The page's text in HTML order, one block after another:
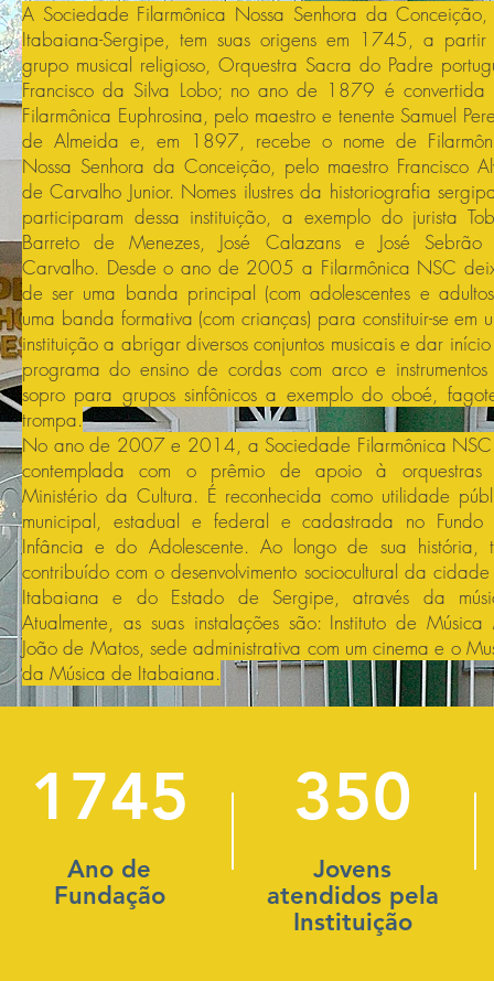
A Sociedade Filarmônica Nossa Senhora da
Itabaiana-Sergipe, tem suas origens em 1745, a
grupo musical religioso, Orquestra Sacra do Padre
Francisco da Silva Lobo; no ano de 1879 é convertida
Filarmônica Euphrosina, pelo maestro e tenente Samuel
de Almeida e, em 1897, recebe o nome de
Nossa Senhora da Conceição, pelo maestro Francisco
de Carvalho Junior. Nomes ilustres da historiografia
participaram dessa instituição, a exemplo do jurista
Barreto de Menezes, José Calazans e José Sebrão
Carvalho. Desde o ano de 2005 a Filarmônica NSC
de ser uma banda principal (com adolescentes e
uma banda formativa (com crianças) para constituir-se em
instituição a abrigar diversos conjuntos musicais e dar
programa do ensino de cordas com arco e
sopro para grupos sinfônicos a exemplo do oboé,
trompa.
No ano de 2007 e 2014, a Sociedade Filarmônica
contemplada com o prêmio de apoio à orquestras
Ministério da Cultura. É reconhecida como utilidade
municipal, estadual e federal e cadastrada no Fundo
Infância e do Adolescente. Ao longo de sua história,
contribuído com o desenvolvimento sociocultural da
Itabaiana e do Estado de Sergipe, através da
Atualmente, as suas instalações são: Instituto de Música
João de Matos, sede administrativa com um cinema e o
da Música de Itabaiana.
1745
Ano de
Fundação
350
Jovens
atendidos pela
Instituição